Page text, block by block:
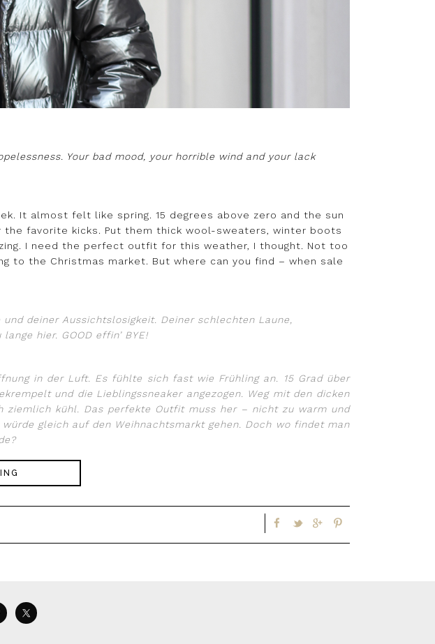
Your bad mood, your horrible wind and your lack
It almost felt like spring. 15 degrees above zero and the sun
favorite kicks. Put them thick wool-sweaters, winter boots
I need the perfect outfit for this weather, I thought. Not too
to the Christmas market. But where can you find – when sale
deiner Aussichtslosigkeit. Deiner schlechten Laune,
hier. GOOD effin’ BYE!
in der Luft. Es fühlte sich fast wie Frühling an. 15 Grad über
und die Lieblingssneaker angezogen. Weg mit den dicken
kühl. Das perfekte Outfit muss her – nicht zu warm und
gleich auf den Weihnachtsmarkt gehen. Doch wo findet man